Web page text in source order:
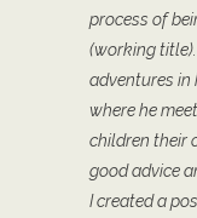
process of
(working
adventures in
where he
children their
good advice
I created a